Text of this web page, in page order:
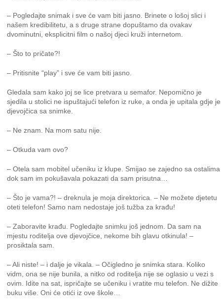
– Pogledajte snimak i sve će vam biti jasno. Brinete o lošoj slici i
našem kredibilitetu, a s druge strane dopuštamo da ovakav
dvominutni, eksplicitni film o našoj djeci kruži internetom.
– Što to pričate?!
– Pritisnite “play” i sve će vam biti jasno.
Gledala sam kako joj se lice pretvara u semafor. Nepomično je
sjedila u stolici ne ispuštajući telefon iz ruke, a onda je upitala gdje je
djevojčica sa snimke.
– Ne znam. Na mom satu nije.
– Otkuda vam ovo?
– Otela sam mobitel učeniku iz klupe. Smijao se zajedno sa ostalima
dok sam im pokušavala pokazati da sam prisutna…
– Što je vama?! – dreknula je moja direktorica. – Ne možete djetetu
oteti telefon! Samo nam nedostaje još tužba za krađu!
– Zaboravite krađu. Pogledajte snimku još jednom. Da sam na
mjestu roditelja ove djevojčice, nekome bih glavu otkinula! –
prosiktala sam.
– Ali niste! – i dalje je vikala. – Očigledno je snimka stara. Koliko
vidm, ona se nije bunila, a nitko od roditelja nije se oglasio u vezi s
ovim. Idite na sat, ispričajte se učeniku i vratite mu telefon. Ne dižite
buku više. Oni će otići iz ove škole…